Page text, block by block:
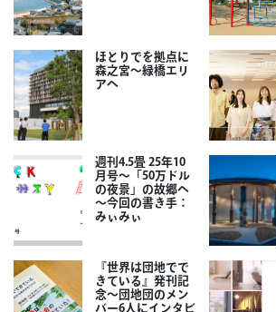
ほとりでを拠点に
森之宮～緑橋エリ
アへ
週刊4.5畳 25年10
月号～「50万ドル
の夜景」の故郷へ
～今回の書き手：
みぃみぃ
『世界は団地でで
きている』発刊記
念～団地団のメン
バー6人にインタビ